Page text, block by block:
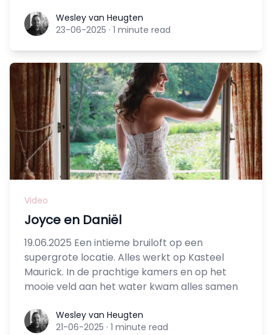
Wesley van Heugten
Wesley van Heugten
23-06-2025 · 1 minute read
Video
Joyce en Daniël
19.06.2025 Een intieme bruiloft op een
supergrote locatie. Alles werkt op Kasteel
Maurick. In de prachtige kamers en op het
mooie veld aan het water kwam alles samen
Wesley van Heugten
Wesley van Heugten
21-06-2025 · 1 minute read